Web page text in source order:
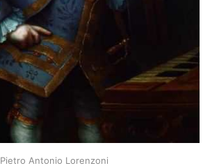
Pietro Antonio Lorenzoni